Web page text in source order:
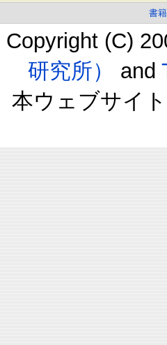
書
Copyright (C)
研究所）
and
本ウェブサイ